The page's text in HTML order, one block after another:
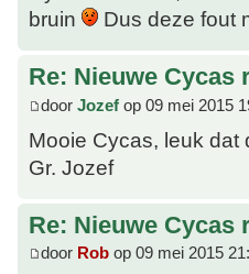
bruin
Dus deze fout
Re: Nieuwe Cycas
door Jozef op 09 mei 2015
Mooie Cycas, leuk
Gr. Jozef
Re: Nieuwe Cycas
door Rob op 09 mei 2015